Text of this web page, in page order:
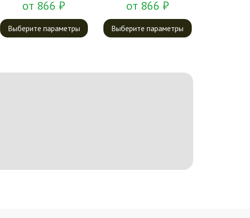
от 866₽
Выберите параметры
от 866 ₽
Выберите параметры